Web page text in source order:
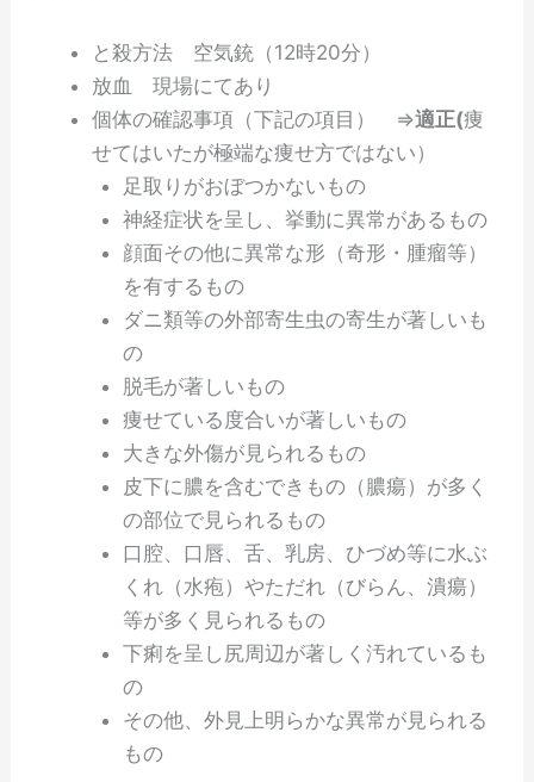
と殺方法 空気銃（12時20分）
放血 現場にてあり
個体の確認事項（下記の項目） ⇒適正(痩
せてはいたが極端な痩せ方ではない）
足取りがおぼつかないもの
神経症状を呈し、挙動に異常があるもの
顔面その他に異常な形（奇形・腫瘤等）
を有するもの
ダニ類等の外部寄生虫の寄生が著しいも
の
脱毛が著しいもの
痩せている度合いが著しいもの
大きな外傷が見られるもの
皮下に膿を含むできもの（膿瘍）が多く
の部位で見られるもの
口腔、口唇、舌、乳房、ひづめ等に水ぶ
くれ（水疱）やただれ（びらん、潰瘍）
等が多く見られるもの
下痢を呈し尻周辺が著しく汚れているも
の
その他、外見上明らかな異常が見られる
もの